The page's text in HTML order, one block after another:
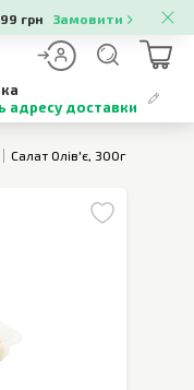
грн Замовити
адресу доставки
Салат Олів'є, 300г